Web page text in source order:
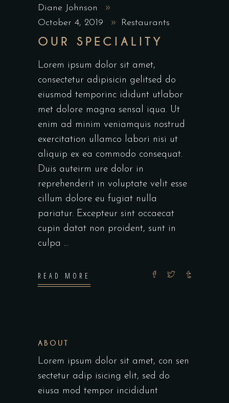
Diane Johnson
October 4, 2019
Restaurants
OUR SPECIALITY
Lorem ipsum dolor sit amet,
consectetur adipisicin gelitsed do
eiusmod temporinc ididunt utlabor
met dolore magna sensal iqua. Ut
enim ad minim veniamquis nostrud
exercitation ullamco labori nisi ut
aliquip ex ea commodo consequat.
Duis auteirm ure dolor in
reprehenderit in voluptate velit esse
cillum dolore eu fugiat nulla
pariatur. Excepteur sint occaecat
cupin datat non proident, sunt in
culpa
READ MORE
ABOUT
Lorem ipsum dolor sit amet, con sen
sectetur adip isicing elit, sed do
eiusa mod tempor incididunt